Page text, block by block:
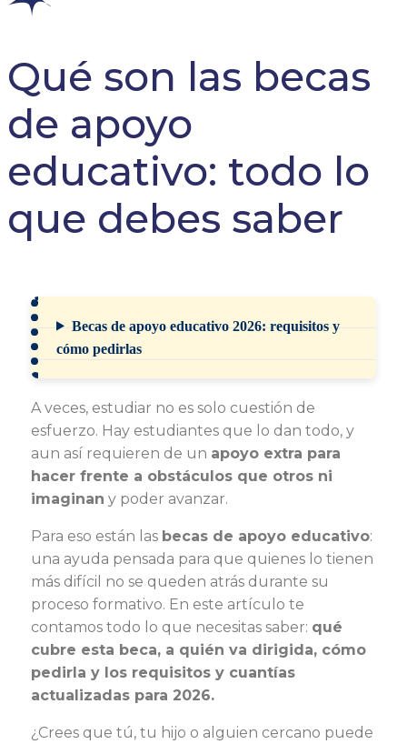
Qué son las becas
de apoyo
educativo: todo lo
que debes saber
Becas de apoyo educativo 2026: requisitos y
cómo pedirlas
A veces, estudiar no es solo cuestión de
esfuerzo. Hay estudiantes que lo dan todo, y
aun así requieren de un apoyo extra para
hacer frente a obstáculos que otros ni
imaginan y poder avanzar.
Para eso están las becas de apoyo educativo:
una ayuda pensada para que quienes lo tienen
más difícil no se queden atrás durante su
proceso formativo. En este artículo te
contamos todo lo que necesitas saber: qué
cubre esta beca, a quién va dirigida, cómo
pedirla y los requisitos y cuantías
actualizadas para 2026.
¿Crees que tú, tu hijo o alguien cercano puede